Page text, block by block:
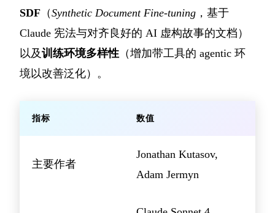
SDF （Synthetic Document Fine-tuning ，基于
Claude 宪法与对齐良好的 AI 虚构故事的文档）
以及训练环境多样性 （增加带工具的 agentic 环
境以改善泛化）。
指标 数值
主要作者
Jonathan Kutasov,
Adam Jermyn